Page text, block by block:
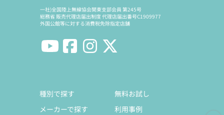
一社)全国陸上無線協会関東支部会員 第245号
総務省 販売代理店届出制度 代理店届出番号C1909977
外国公館等に対する消費税免除指定店舗
種別で探す
メーカーで探す
無料お試し
利用事例